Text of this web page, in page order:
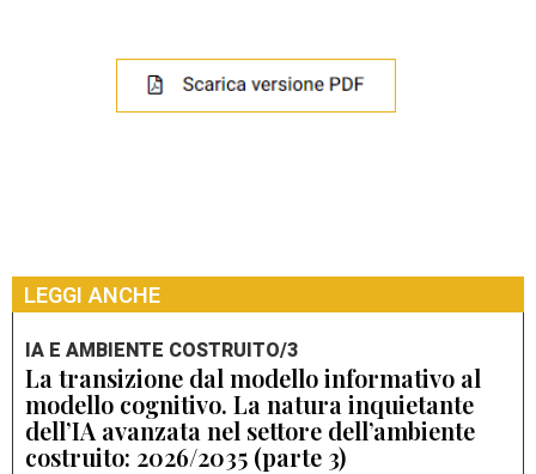
LEGGI ANCHE
IA E AMBIENTE COSTRUITO/3
La transizione dal modello informativo al
modello cognitivo. La natura inquietante
dell’IA avanzata nel settore dell’ambiente
costruito: 2026/2035 (parte 3)